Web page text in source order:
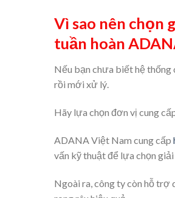
Vì sao nên chọn
tuần hoàn
Nếu bạn chưa biết hệ thống
rồi mới xử lý.
Hãy lựa chọn đơn vị cung
ADANA Việt Nam cung cấp
vấn kỹ thuật để lựa chọn
Ngoài ra, công ty còn hỗ trợ